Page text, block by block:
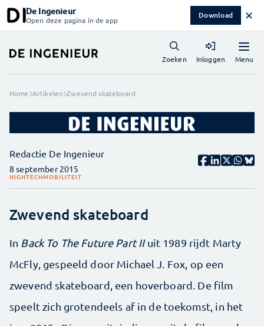
De Ingenieur
Open deze pagina in de app Download ✕
Menu
Zoeken Inloggen
Home Artikelen Zwevend skateboard
Redactie De Ingenieur
8 september 2015
HIGHTECHMOBILITEIT
Zwevend skateboard
In Back To The Future Part IIuit 1989 rijdt Marty
McFly, gespeeld door Michael J. Fox, op een
zwevend skateboard, een hoverboard. De film
speelt zich grotendeels af in de toekomst, in het